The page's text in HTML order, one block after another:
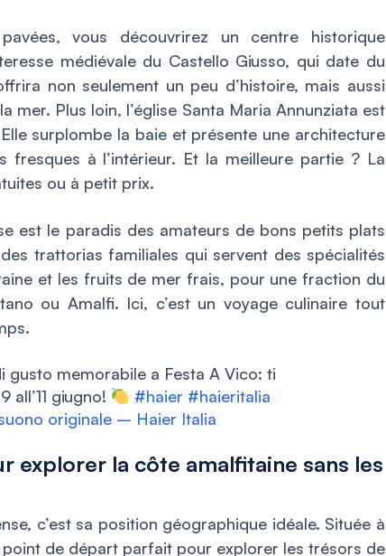
vous découvrirez un centre historique
médiévale du Castello Giusso, qui date du
non seulement un peu d’histoire, mais aussi
mer. Plus loin, l’église Santa Maria Annunziata est
surplombe la baie et présente une architecture
fresques à l’intérieur. Et la meilleure partie ? La
ou à petit prix.
est le paradis des amateurs de bons petits plats
trattorias familiales qui servent des spécialités
et les fruits de mer frais, pour une fraction du
ou Amalfi. Ici, c’est un voyage culinaire tout
gusto memorabile a Festa A Vico: ti
all’11 giugno!
#haier #haieritalia
originale – Haier Italia
explorer la côte amalfitaine sans les
c’est sa position géographique idéale. Située à
point de départ parfait pour explorer les trésors de